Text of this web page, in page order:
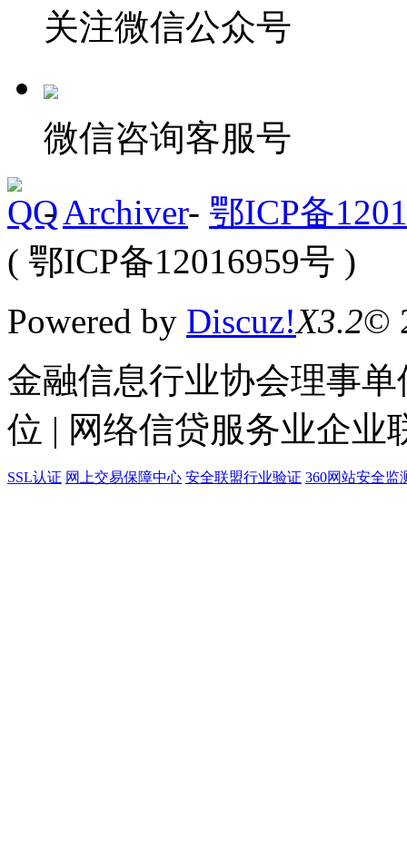
关注微信公众号
微信咨询客服号
- Archiver- 鄂ICP备
( 鄂ICP备12016959号 )
Powered by Discuz!X3.2©
金融信息行业协会理事
位 | 网络信贷服务业企业
SSL认证 网上交易保障中心 安全联盟行业验证 360网站安全监